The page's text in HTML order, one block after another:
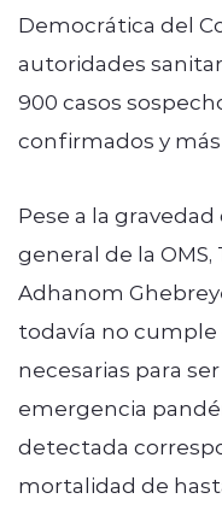
Democrática del
autoridades
900 casos
confirmados y
Pese a la
general de la OMS,
Adhanom
todavía no cumple
necesarias para
emergencia
detectada
mortalidad de